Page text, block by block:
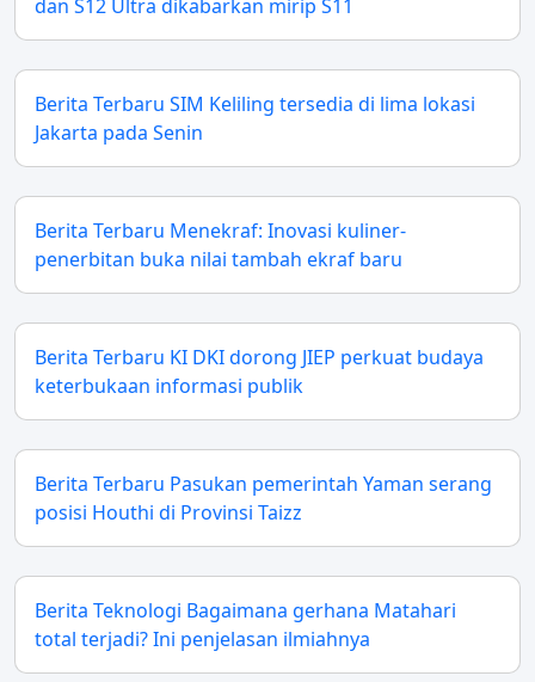
dan S12 Ultra dikabarkan mirip S11
Berita Terbaru SIM Keliling tersedia di lima lokasi
Jakarta pada Senin
Berita Terbaru Menekraf: Inovasi kuliner-
penerbitan buka nilai tambah ekraf baru
Berita Terbaru KI DKI dorong JIEP perkuat budaya
keterbukaan informasi publik
Berita Terbaru Pasukan pemerintah Yaman serang
posisi Houthi di Provinsi Taizz
Berita Teknologi Bagaimana gerhana Matahari
total terjadi? Ini penjelasan ilmiahnya